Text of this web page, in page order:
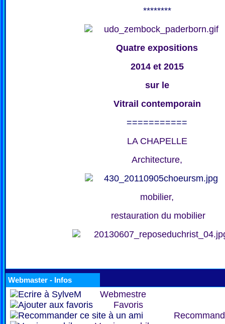
********
Quatre expositions
2014 et 2015
sur le
Vitrail contemporain
===========
LA CHAPELLE
Architecture,
mobilier,
restauration du mobilier
Webmaster - Infos
Webmestre
Favoris